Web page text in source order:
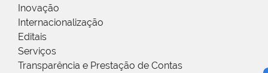
Inovação
Internacionalização
Editais
Serviços
Transparência e Prestação de Contas